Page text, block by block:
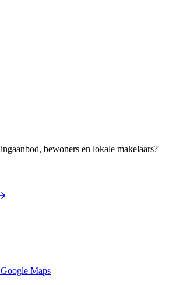
bewoners en lokale makelaars?
Maps